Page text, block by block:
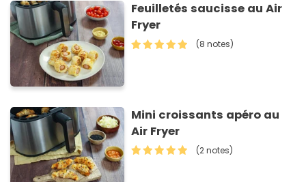
Feuilletés saucisse au Air
Fryer
(8 notes)
Mini croissants apéro au
Air Fryer
(2 notes)